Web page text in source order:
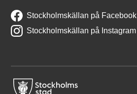
Stockholmskällan på Facebook
Stockholmskällan på Instagram